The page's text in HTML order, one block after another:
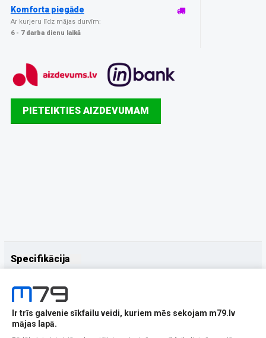
Komforta piegāde
Ar kurjeru līdz mājas durvīm:
6 - 7 darba dienu laikā
PIETEIKTIES AIZDEVUMAM
Specifikācija
Papildus
Ir trīs galvenie sīkfailu veidi, kuriem mēs sekojam m79.lv
mājas lapā.